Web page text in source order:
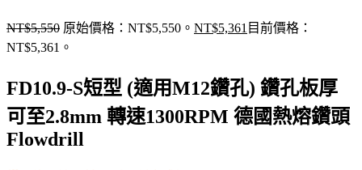
NT$5,550 原始價格：NT$5,550。 NT$5,361 目前價格：
NT$5,361。
FD10.9-S短型 (適用M12鑽孔) 鑽孔板厚
可至2.8mm 轉速1300RPM 德國熱熔鑽頭
Flowdrill